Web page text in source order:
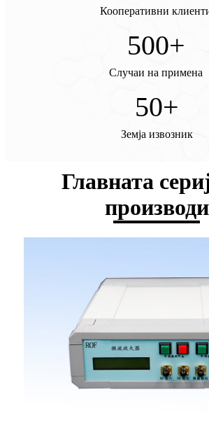
Кооперативни
500+
Случаи на примена
50+
Земја извозник
Главната
производи